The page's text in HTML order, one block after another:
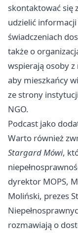
skontaktować się
udzielić
świadczeniach
także o
wspierają osoby z
aby mieszkańcy
ze strony
NGO.
Podcast jako
Warto również
StargardMówi,
dyrektor MOPS,
Moliński, prezes
rozmawiają o